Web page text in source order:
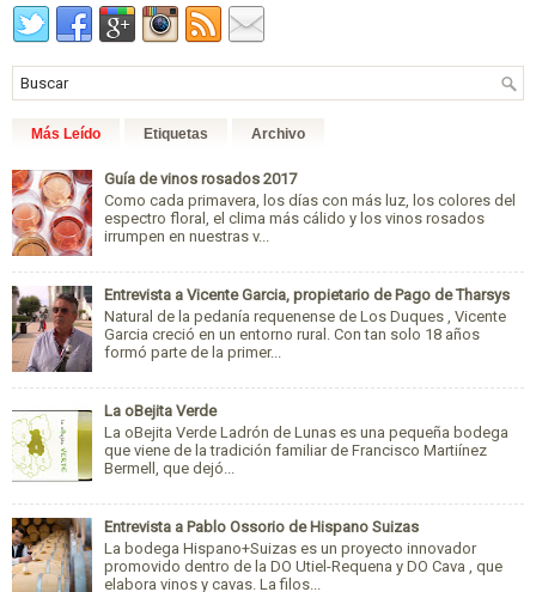
Más Leído Etiquetas Archivo
Guía de vinos rosados 2017
Como cada primavera, los días con más luz, los colores del
espectro floral, el clima más cálido y los vinos rosados
irrumpen en nuestras v...
Entrevista a Vicente Garcia, propietario de Pago de Tharsys
Natural de la pedanía requenense de Los Duques , Vicente
Garcia creció en un entorno rural. Con tan solo 18 años
formó parte de la primer...
La oBejita Verde
La oBejita Verde Ladrón de Lunas es una pequeña bodega
que viene de la tradición familiar de Francisco Martiínez
Bermell, que dejó...
Entrevista a Pablo Ossorio de Hispano Suizas
La bodega Hispano+Suizas es un proyecto innovador
promovido dentro de la DO Utiel-Requena y DO Cava , que
elabora vinos y cavas. La filos...